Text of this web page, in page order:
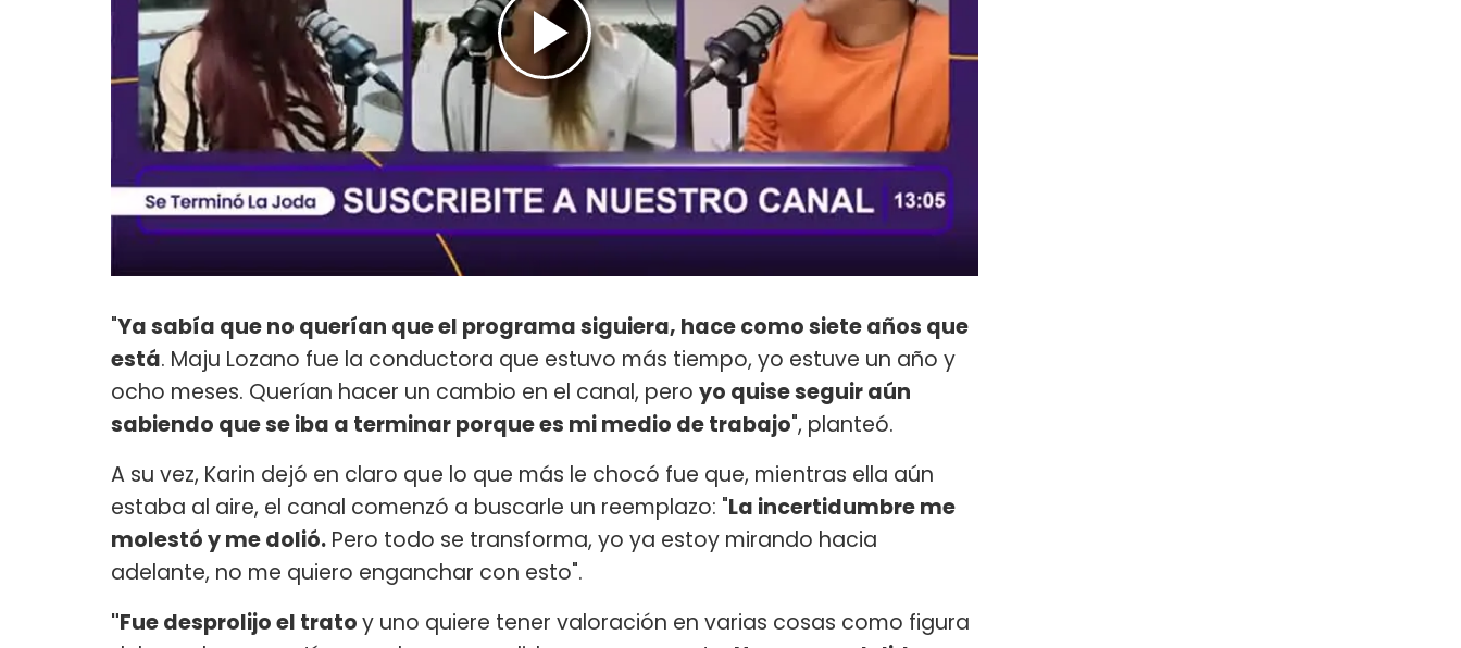
"Ya sabía que no querían que el programa siguiera, hace como siete años que
está. Maju Lozano fue la conductora que estuvo más tiempo, yo estuve un año y
ocho meses. Querían hacer un cambio en el canal, pero yo quise seguir aún
sabiendo que se iba a terminar porque es mi medio de trabajo", planteó.
A su vez, Karin dejó en claro que lo que más le chocó fue que, mientras ella aún
estaba al aire, el canal comenzó a buscarle un reemplazo: "La incertidumbre me
molestó y me dolió. Pero todo se transforma, yo ya estoy mirando hacia
adelante, no me quiero enganchar con esto".
"Fue desprolijo el tratoy uno quiere tener valoración en varias cosas como figura